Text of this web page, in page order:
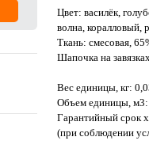
Цвет: василёк,
волна, коралловый,
Ткань: смесовая,
Шапочка на
Вес единицы, кг:
Объем единицы,
Гарантийный срок
(при соблюдении